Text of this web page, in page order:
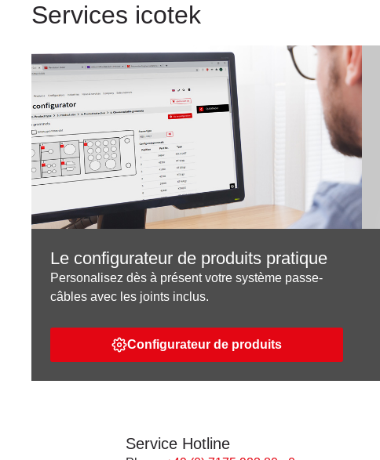
Services icotek
Le configurateur de produits pratique
Personalisez dès à présent votre système passe-
câbles avec les joints inclus.
Configurateur de produits
Service Hotline